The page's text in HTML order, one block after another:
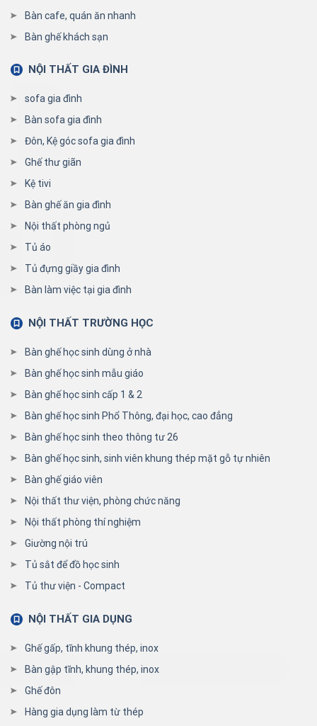
Bàn cafe, quán ăn nhanh
Bàn ghế khách sạn
NỘI THẤT GIA ĐÌNH
sofa gia đình
Bàn sofa gia đình
Đôn, Kệ góc sofa gia đình
Ghế thư giãn
Kệ tivi
Bàn ghế ăn gia đình
Nội thất phòng ngủ
Tủ áo
Tủ đựng giầy gia đình
Bàn làm việc tại gia đình
NỘI THẤT TRƯỜNG HỌC
Bàn ghế học sinh dùng ở nhà
Bàn ghế học sinh mẫu giáo
Bàn ghế học sinh cấp 1 & 2
Bàn ghế học sinh Phổ Thông, đại học, cao đẳng
Bàn ghế học sinh theo thông tư 26
Bàn ghế học sinh, sinh viên khung thép mặt gỗ tự nhiên
Bàn ghế giáo viên
Nội thất thư viện, phòng chức năng
Nội thất phòng thí nghiệm
Giường nội trú
Tủ sắt để đồ học sinh
Tủ thư viện - Compact
NỘI THẤT GIA DỤNG
Ghế gấp, tĩnh khung thép, inox
Bàn gập tĩnh, khung thép, inox
Ghế đôn
Hàng gia dụng làm từ thép